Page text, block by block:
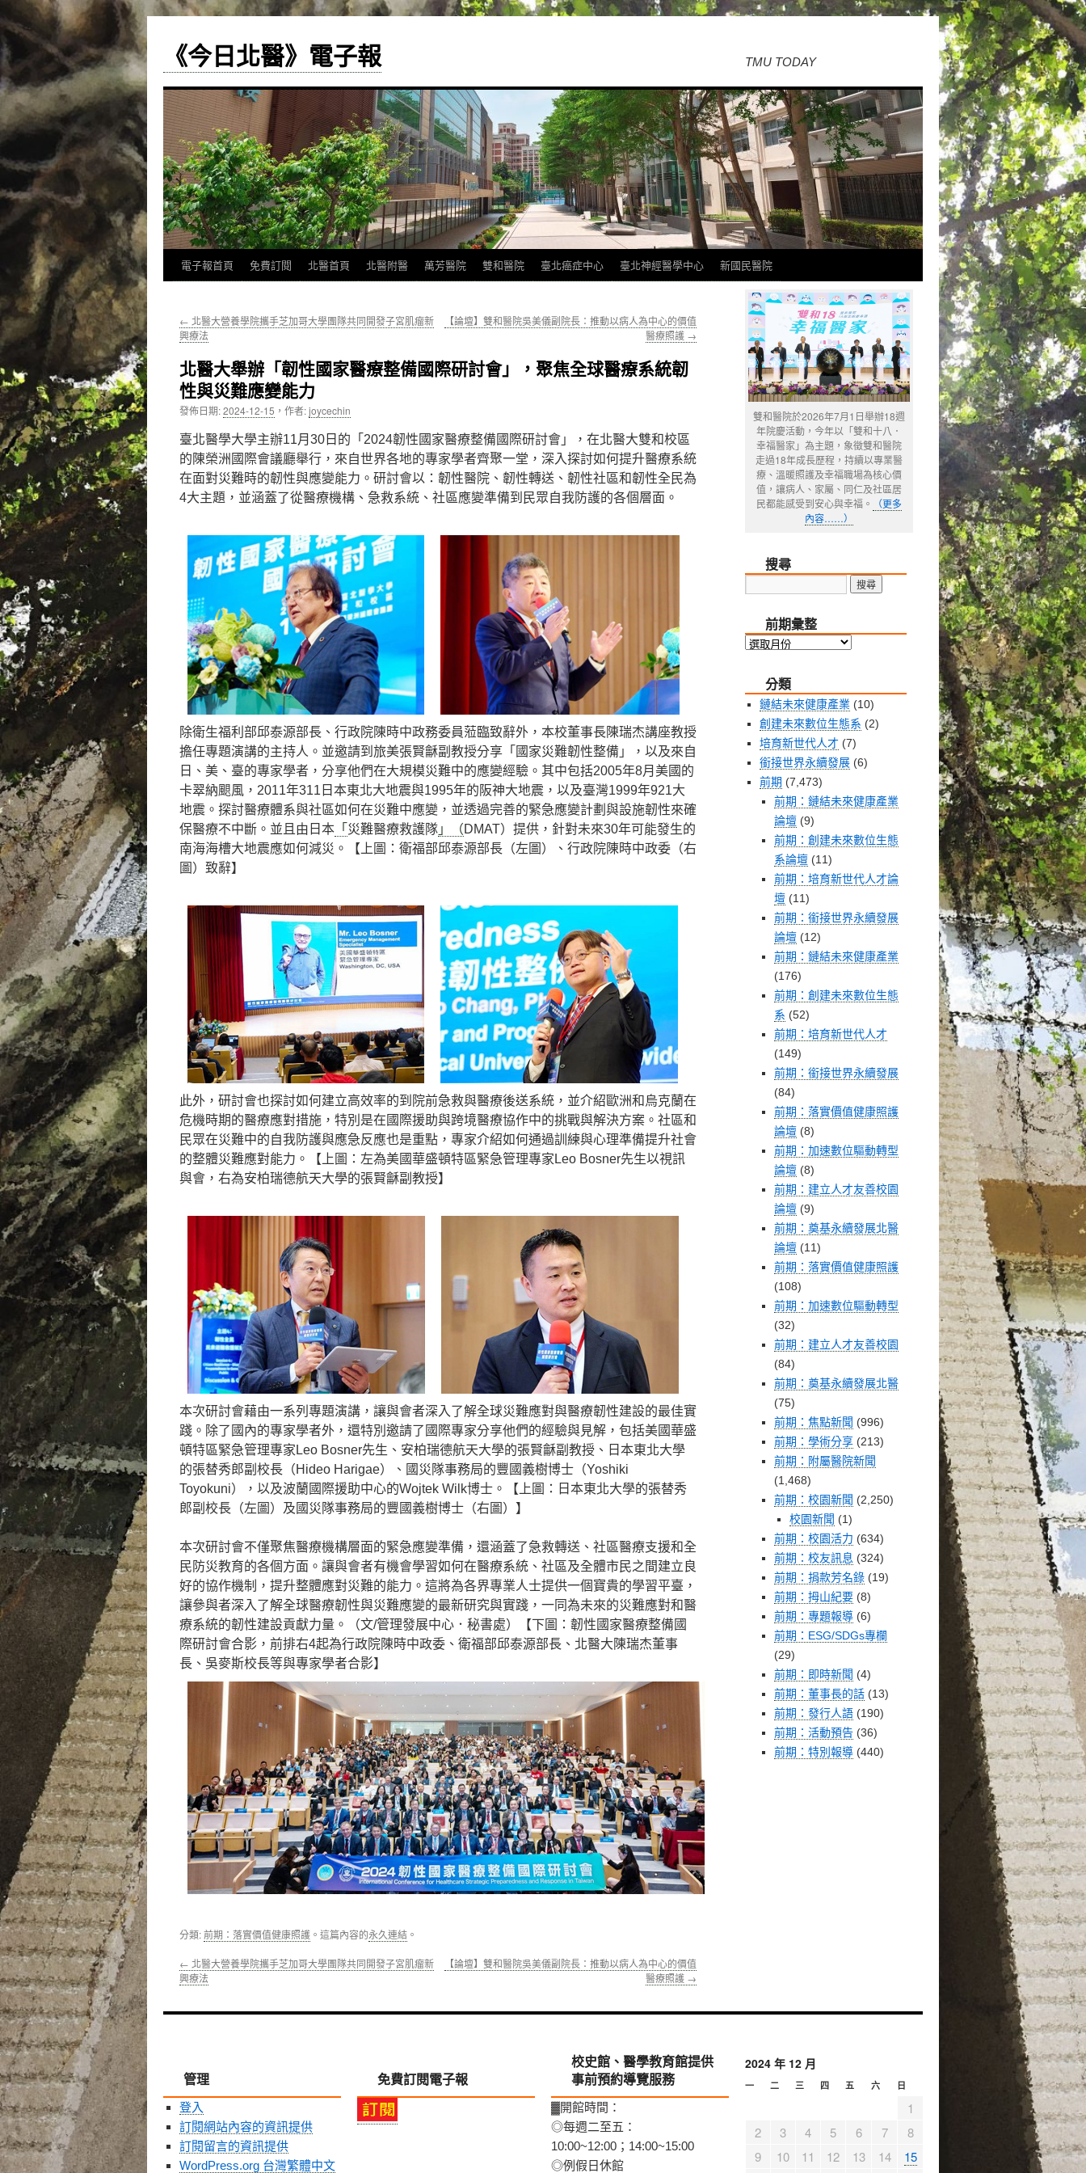
《今日北醫》電子報 TMU TODAY
跳
主
內
容
電子報首頁 免費訂閱 北醫首頁 北醫附醫 萬芳醫院 雙和醫院 臺北癌症中心 臺北神經醫學中心 新國民醫院
← 北醫大營養學院攜手芝加哥大學團隊共同開發子宮肌瘤新
興療法
【論壇】雙和醫院吳美儀副院長：推動以病人為中心的價值
醫療照護 →
北醫大舉辦「韌性國家醫療整備國際研討會」，聚焦全球醫療系統韌
性與災難應變能力
發佈日期:2024-12-15 ， 作者:joycechin
臺北醫學大學主辦11月30日的「2024韌性國家醫療整備國際研討會」，在北醫大雙和校區
的陳榮洲國際會議廳舉行，來自世界各地的專家學者齊聚一堂，深入探討如何提升醫療系統
在面對災難時的韌性與應變能力。研討會以：韌性醫院、韌性轉送、韌性社區和韌性全民為
4大主題，並涵蓋了從醫療機構、急救系統、社區應變準備到民眾自我防護的各個層面。
除衛生福利部邱泰源部長、行政院陳時中政務委員蒞臨致辭外，本校董事長陳瑞杰講座教授
擔任專題演講的主持人。並邀請到旅美張賢龢副教授分享「國家災難韌性整備」，以及來自
日、美、臺的專家學者，分享他們在大規模災難中的應變經驗。其中包括2005年8月美國的
卡翠納𩗗風，2011年311日本東北大地震與1995年的阪神大地震，以及臺灣1999年921大
地震。探討醫療體系與社區如何在災難中應變，並透過完善的緊急應變計劃與設施韌性來確
保醫療不中斷。並且由日本 「 災難醫療救護隊 」（DMAT）提供，針對未來30年可能發生的
南海海槽大地震應如何減災。【上圖：衛福部邱泰源部長（左圖）、行政院陳時中政委（右
圖）致辭】
此外，研討會也探討如何建立高效率的到院前急救與醫療後送系統，並介紹歐洲和烏克蘭在
危機時期的醫療應對措施，特別是在國際援助與跨境醫療協作中的挑戰與解決方案。社區和
民眾在災難中的自我防護與應急反應也是重點，專家介紹如何通過訓練與心理準備提升社會
的整體災難應對能力。【上圖：左為美國華盛頓特區緊急管理專家Leo Bosner先生以視訊
與會，右為安柏瑞德航天大學的張賢龢副教授】
本次研討會藉由一系列專題演講，讓與會者深入了解全球災難應對與醫療韌性建設的最佳實
踐。除了國內的專家學者外，還特別邀請了國際專家分享他們的經驗與見解，包括美國華盛
頓特區緊急管理專家Leo Bosner先生、安柏瑞德航天大學的張賢龢副教授、日本東北大學
的張替秀郎副校長（Hideo Harigae）、國災隊事務局的豐國義樹博士（Yoshiki
Toyokuni），以及波蘭國際援助中心的Wojtek Wilk博士。【上圖：日本東北大學的張替秀
郎副校長（左圖）及國災隊事務局的豐國義樹博士（右圖）】
本次研討會不僅聚焦醫療機構層面的緊急應變準備，還涵蓋了急救轉送、社區醫療支援和全
民防災教育的各個方面。讓與會者有機會學習如何在醫療系統、社區及全體市民之間建立良
好的協作機制，提升整體應對災難的能力。這將為各界專業人士提供一個寶貴的學習平臺，
讓參與者深入了解全球醫療韌性與災難應變的最新研究與實踐，一同為未來的災難應對和醫
療系統的韌性建設貢獻力量。（文/管理發展中心．秘書處）【下圖：韌性國家醫療整備國
際研討會合影，前排右4起為行政院陳時中政委、衛福部邱泰源部長、北醫大陳瑞杰董事
長、吳麥斯校長等與專家學者合影】
分類:前期：落實價值健康照護 。這篇內容的永久連結 。
← 北醫大營養學院攜手芝加哥大學團隊共同開發子宮肌瘤新
興療法
【論壇】雙和醫院吳美儀副院長：推動以病人為中心的價值
醫療照護 →
雙和醫院於2026年7月1日舉辦18週
年院慶活動，今年以「雙和十八．
幸福醫家」為主題，象徵雙和醫院
走過18年成長歷程，持續以專業醫
療、溫暖照護及幸福職場為核心價
值，讓病人、家屬、同仁及社區居
民都能感受到安心與幸福。
（更多
內容……）
搜尋
前期彙整
前
整
分類
鏈結未來健康產業 (10)
創建未來數位生態系 (2)
培育新世代人才 (7)
銜接世界永續發展 (6)
前期 (7,473)
前期：鏈結未來健康產業
論壇 (9)
前期：創建未來數位生態
系論壇 (11)
前期：培育新世代人才論
壇 (11)
前期：銜接世界永續發展
論壇 (12)
前期：鏈結未來健康產業
(176)
前期：創建未來數位生態
系 (52)
前期：培育新世代人才
(149)
前期：銜接世界永續發展
(84)
前期：落實價值健康照護
論壇 (8)
前期：加速數位驅動轉型
論壇 (8)
前期：建立人才友善校園
論壇 (9)
前期：奠基永續發展北醫
論壇 (11)
前期：落實價值健康照護
(108)
前期：加速數位驅動轉型
(32)
前期：建立人才友善校園
(84)
前期：奠基永續發展北醫
(75)
前期：焦點新聞 (996)
前期：學術分享 (213)
前期：附屬醫院新聞
(1,468)
前期：校園新聞 (2,250)
校園新聞 (1)
前期：校園活力 (634)
前期：校友訊息 (324)
前期：捐款芳名錄 (19)
前期：拇山紀要 (8)
前期：專題報導 (6)
前期：ESG/SDGs專欄
(29)
前期：即時新聞 (4)
前期：董事長的話 (13)
前期：發行人語 (190)
前期：活動預告 (36)
前期：特別報導 (440)
管理
登入
訂閱網站內容的資訊提供
訂閱留言的資訊提供
WordPress.org 台灣繁體中文
免費訂閱電子報
校史館、醫學教育館提供
事前預約導覽服務
▓開館時間：
◎每週二至五：
10:00~12:00；14:00~15:00
◎例假日休館
2024 年 12 月
一 二 三 四 五 六 日
1
2
3 4 5 6 7
8
9
10 11 12 13 14
15